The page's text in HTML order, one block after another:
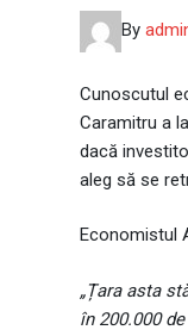
By
Cunoscutul
Caramitru a
dacă
aleg să se
Economistul
„Țara asta
în 200.000